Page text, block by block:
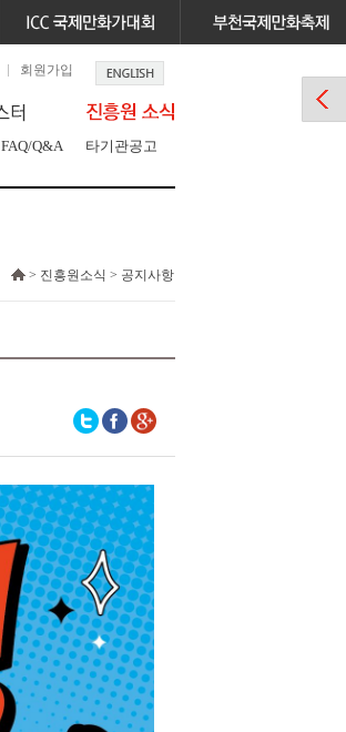
회원가입
FAQ/Q&A 타기관공고
> 진흥원소식 > 공지사항